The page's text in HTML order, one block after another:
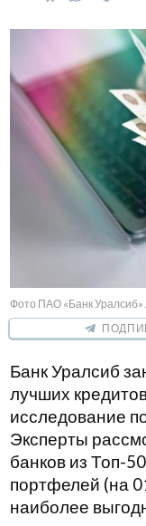
Фото ПАО «Банк
Банк Уралсиб
лучших
исследование
Эксперты
банков из Топ-
портфелей (на
наиболее